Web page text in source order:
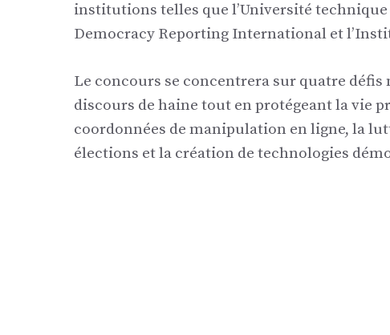
institutions telles que l’Université
Democracy Reporting International et
Le concours se concentrera sur quatre
discours de haine tout en protégeant la vie
coordonnées de manipulation en ligne, la
élections et la création de technologies